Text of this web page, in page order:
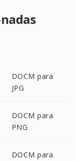
DOCM para
JPG
DOCM para
PNG
DOCM para